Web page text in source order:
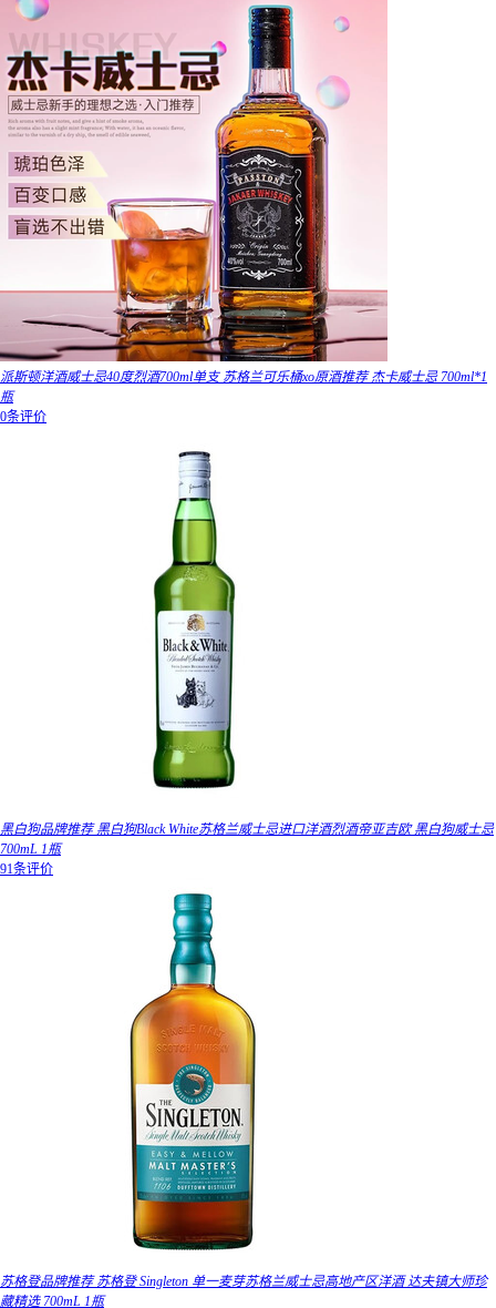
派斯顿洋酒威士忌40度烈酒700ml单支 苏格兰可乐桶xo原酒推荐 杰卡威士忌 700ml*1
瓶
0条评价
黑白狗品牌推荐 黑白狗Black White苏格兰威士忌进口洋酒烈酒帝亚吉欧 黑白狗威士忌
700mL 1瓶
91条评价
苏格登品牌推荐 苏格登 Singleton 单一麦芽苏格兰威士忌高地产区洋酒 达夫镇大师珍
藏精选 700mL 1瓶